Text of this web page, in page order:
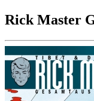
Rick Master